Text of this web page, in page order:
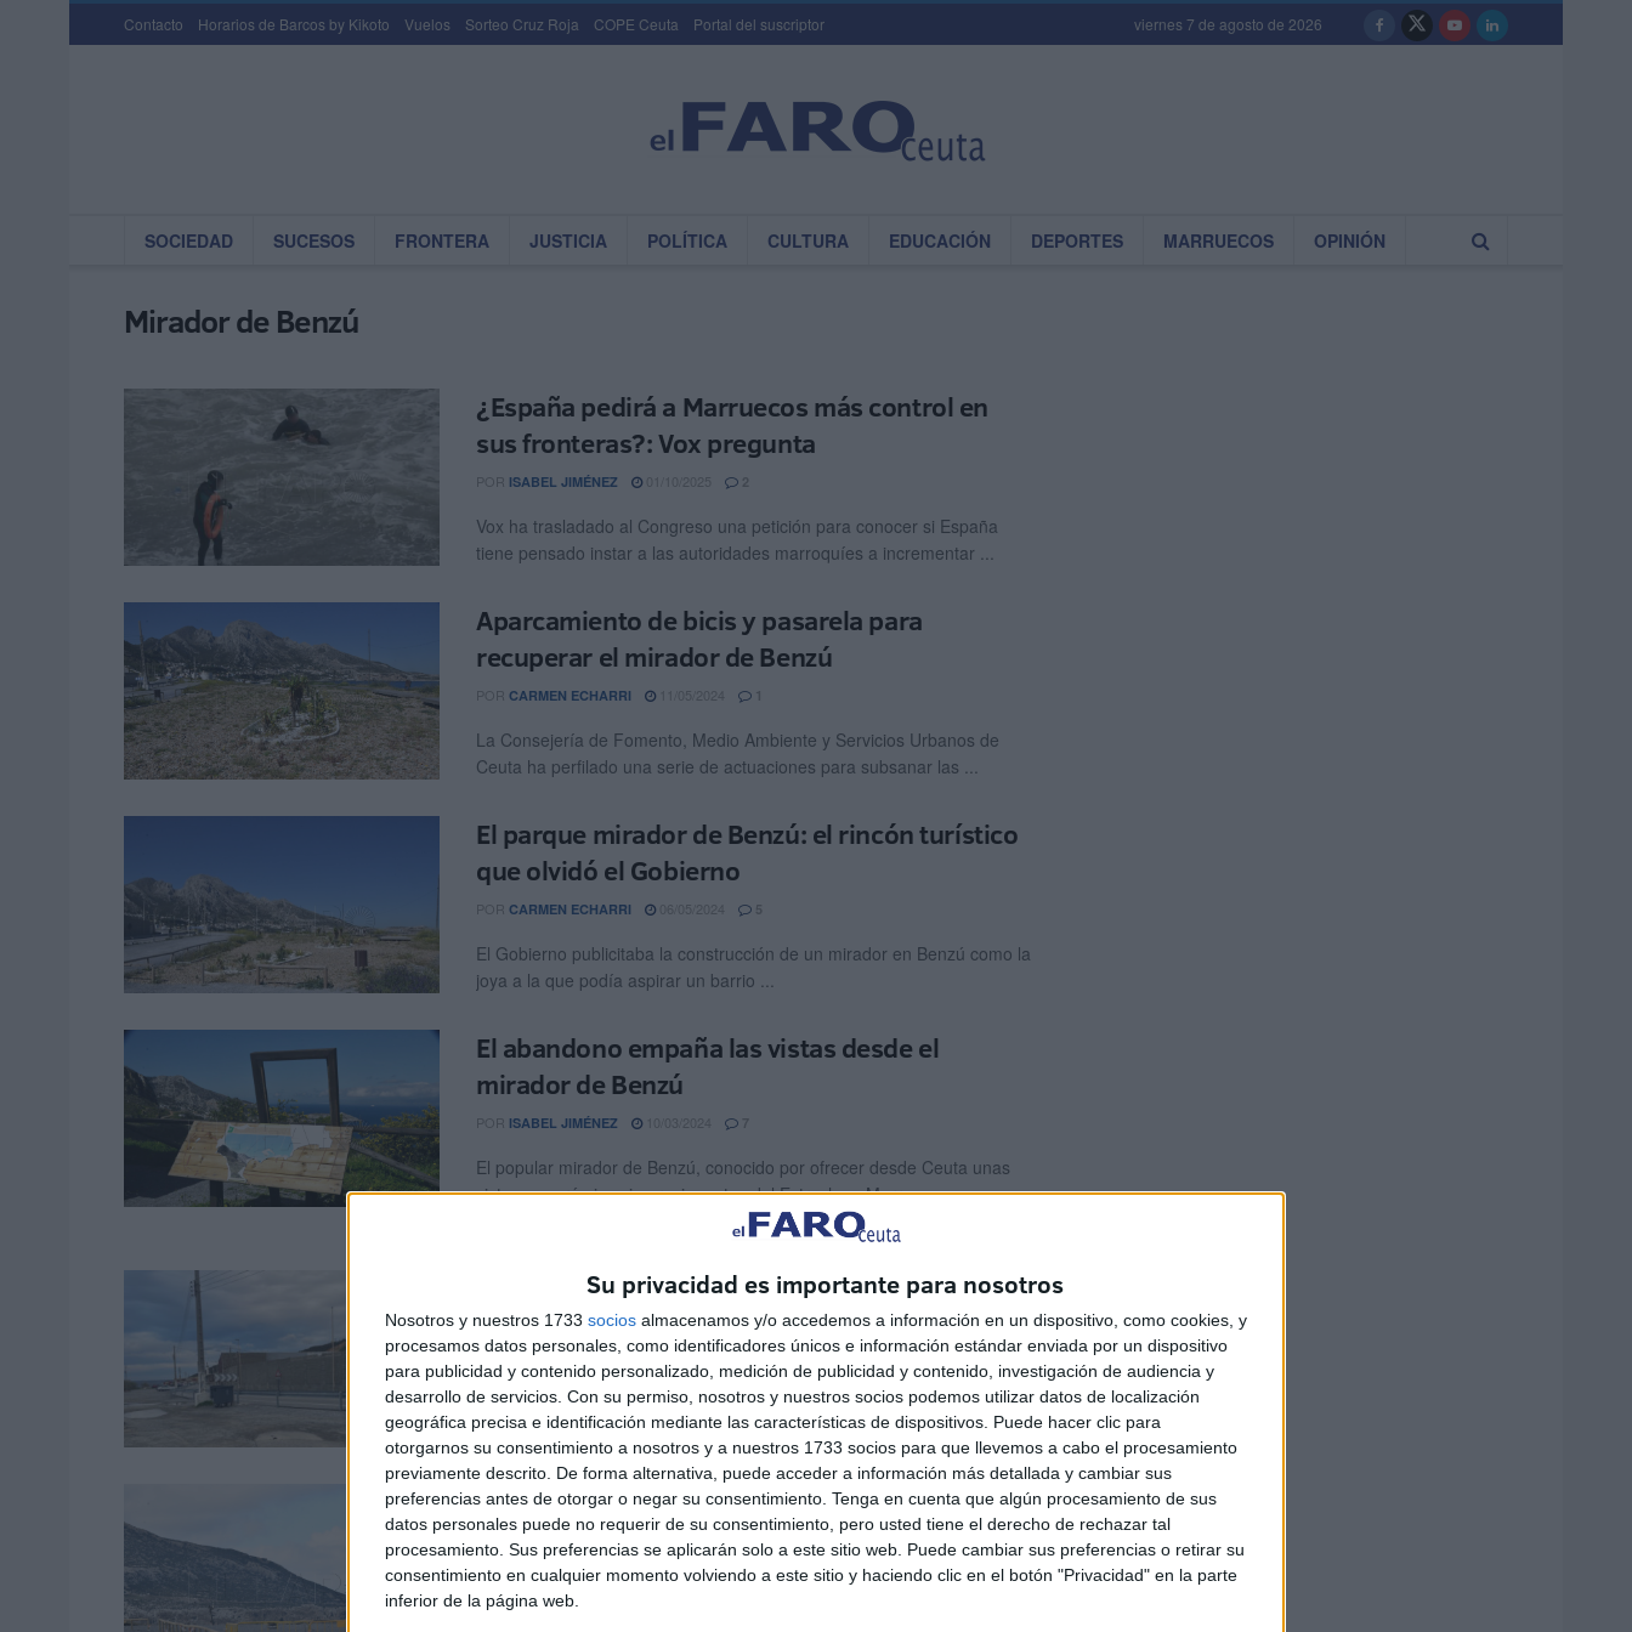
Su privacidad es importante para nosotros
Nosotros y nuestros 1733 socios almacenamos y/o accedemos a información en un dispositivo, como cookies, y
procesamos datos personales, como identificadores únicos e información estándar enviada por un dispositivo
para publicidad y contenido personalizado, medición de publicidad y contenido, investigación de audiencia y
desarrollo de servicios. Con su permiso, nosotros y nuestros socios podemos utilizar datos de localización
geográfica precisa e identificación mediante las características de dispositivos. Puede hacer clic para
otorgarnos su consentimiento a nosotros y a nuestros 1733 socios para que llevemos a cabo el procesamiento
previamente descrito. De forma alternativa, puede acceder a información más detallada y cambiar sus
preferencias antes de otorgar o negar su consentimiento. Tenga en cuenta que algún procesamiento de sus
datos personales puede no requerir de su consentimiento, pero usted tiene el derecho de rechazar tal
procesamiento. Sus preferencias se aplicarán solo a este sitio web. Puede cambiar sus preferencias o retirar su
consentimiento en cualquier momento volviendo a este sitio y haciendo clic en el botón "Privacidad" en la parte
inferior de la página web.
Contacto Horarios de Barcos by Kikoto Vuelos Sorteo Cruz Roja COPE Ceuta Portal del suscriptor viernes 7 de agosto de 2026
SOCIEDAD SUCESOS FRONTERA JUSTICIA POLÍTICA CULTURA EDUCACIÓN DEPORTES MARRUECOS OPINIÓN
Mirador de Benzú
¿España pedirá a Marruecos más control en
sus fronteras?: Vox pregunta
POR ISABEL JIMÉNEZ 2
Vox ha trasladado al Congreso una petición para conocer si España
tiene pensado instar a las autoridades marroquíes a incrementar ...
Aparcamiento de bicis y pasarela para
recuperar el mirador de Benzú
POR CARMEN ECHARRI 1
La Consejería de Fomento, Medio Ambiente y Servicios Urbanos de
Ceuta ha perfilado una serie de actuaciones para subsanar las ...
El parque mirador de Benzú: el rincón turístico
que olvidó el Gobierno
POR CARMEN ECHARRI 5
El Gobierno publicitaba la construcción de un mirador en Benzú como la
joya a la que podía aspirar un barrio ...
El abandono empaña las vistas desde el
mirador de Benzú
POR ISABEL JIMÉNEZ 7
El popular mirador de Benzú, conocido por ofrecer desde Ceuta unas
vistas panorámicas impresionantes del Estrecho y Marruecos, se
“Tengo que ir de punta a punta”: la queja de
una vecina por la carretera de Benzú
POR F. MORCILLO 26/01/2023
Vecinos de Benzú, en Ceuta, vuelven a denunciar el mal estado de los
accesos a su barriada, debido a la ...
Las obras del mirador de Benzú, a punto de
empezar
POR ISABEL JIMÉNEZ 21/01/2023 1